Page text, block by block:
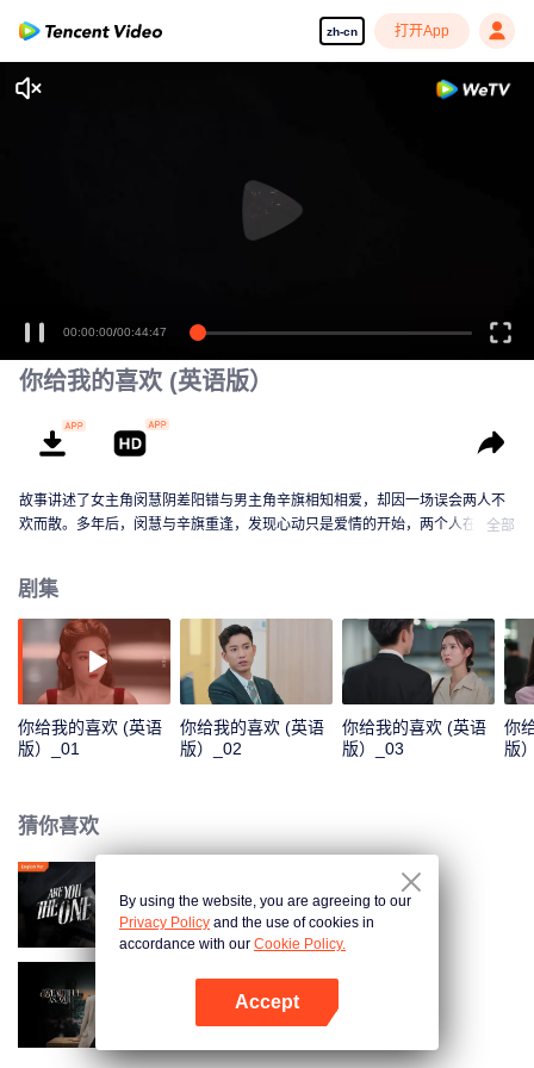
zh-cn 打开App
00:00:00/00:44:47
你给我的喜欢 (英语版）
故事讲述了女主角闵慧阴差阳错与男主角辛旗相知相爱，却因一场误会两人不
欢而散。多年后，闵慧与辛旗重逢，发现心动只是爱情的开始，两个人在职场
全部
剧集
你给我的喜欢 (英语
版）_01
你给我的喜欢 (英语
版）_02
你给我的喜欢 (英语
版）_03
你
版
猜你喜欢
柳舟记（英语版）
你比星光美丽 (英语版)
By using the website, you are agreeing to our
Privacy Policy and the use of cookies in
accordance with our Cookie Policy.
Accept